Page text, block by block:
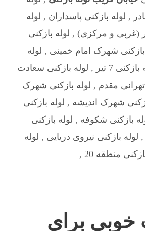
, لوله بازکنی پاسداران , لوله
(غربی و مرکزی) , لوله بازکنی
بازکنی شهرک امام خمینی , لوله
7 تیر , لوله بازکنی سعادت
تهرانی مقدم , لوله بازکنی شهرک
شهرک اندیشه , لوله بازکنی
بازکنی شکوفه , لوله بازکنی
, لوله بازکنی نیروی دریایی , لوله
منطقه 20
,
خوبی برای